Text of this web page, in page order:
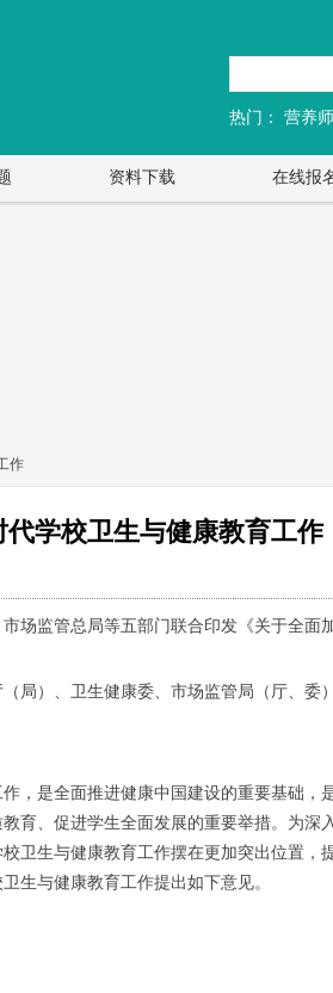
资料下载 在线报
热门： 营养
作
学校卫生与健康教育工作
场监管总局等五部门联合印发《关于全面
局）、卫生健康委、市场监管局（厅、委
，是全面推进健康中国建设的重要基础，
育、促进学生全面发展的重要举措。为深
卫生与健康教育工作摆在更加突出位置，
生与健康教育工作提出如下意见。